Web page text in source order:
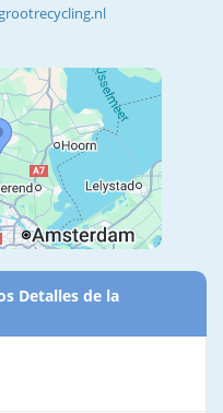
Detalles de la